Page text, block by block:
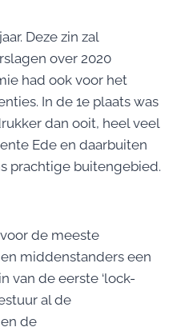
Deze zin zal
over 2020
had ook voor het
In de 1e plaats was
dan ooit, heel veel
Ede en daarbuiten
prachtige buitengebied.
de meeste
middenstanders een
van de eerste ‘lock-
al de
de